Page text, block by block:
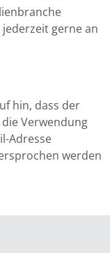
gerne an
hin, dass der
Verwendung
Adresse
werden